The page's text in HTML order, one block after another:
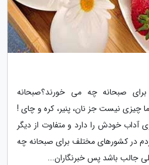
صبحانه چه می خورند؟صبحانه
نیست جز نان، پنیر، کره و چای !
آداب خودش را دارد و متفاوت از دیگر
در کشورهای مختلف برای صبحانه چه
جالب باشد پس خبرنگاران...